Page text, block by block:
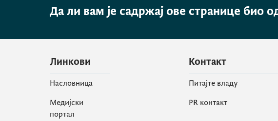
Да ли вам је садржај ове странице био
Линкови
Насловница
Медијски
портал
Контакт
Питајте владу
PR контакт